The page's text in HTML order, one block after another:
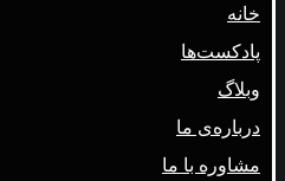
خانه
پادکست‌ها
وبلاگ
درباره‌ی ما
مشاوره با ما